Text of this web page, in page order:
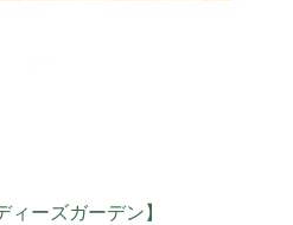
ーズガーデン】